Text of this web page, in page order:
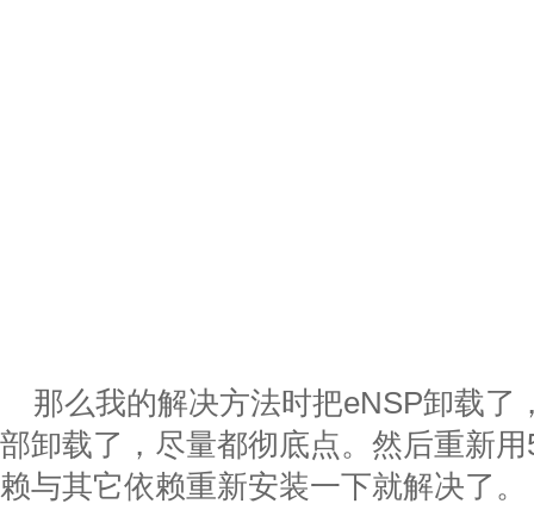
那么我的解决方法时把eNSP卸载了
部卸载了，尽量都彻底点。然后重新
赖与其它依赖重新安装一下就解决了。